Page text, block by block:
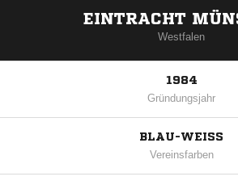
EINTRACHT
Westfalen
1984
Gründungsjahr
BLAU-WEISS
Vereinsfarben